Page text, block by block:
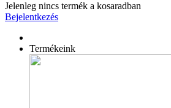
Jelenleg nincs termék a kosaradban
Bejelentkezés
Termékeink